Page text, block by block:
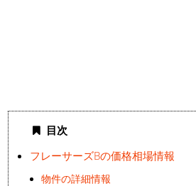
目次
フレーサーズBの価格相場情報
物件の詳細情報